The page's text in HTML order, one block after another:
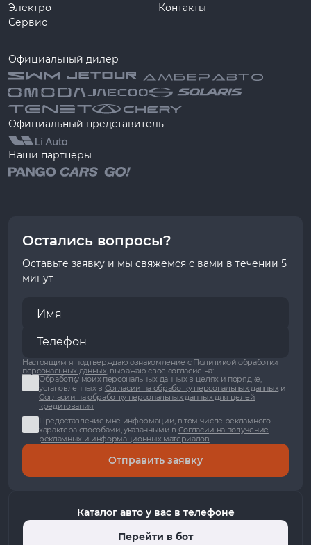
Электро
Сервис
Контакты
Официальный дилер
Официальный представитель
Наши партнеры
Остались вопросы?
Оставьте заявку и мы свяжемся с вами в течении 5
минут
Настоящим я подтверждаю ознакомление с Политикой обработки
персональных данных, выражаю свое согласие на:
Обработку моих персональных данных в целях и порядке,
установленных в Согласии на обработку персональных данныхи
Согласии на обработку персональных данных для целей
кредитования
Предоставление мне информации, в том числе рекламного
характера способами, указанными в Согласии на получение
рекламных и информационных материалов
Отправить заявку
Каталог авто у вас в телефоне
Перейти в бот